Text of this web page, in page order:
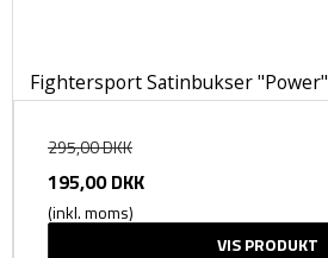
Fightersport Satinbukser "Power"
295,00 DKK
195,00 DKK
(inkl. moms)
VIS PRODUKT